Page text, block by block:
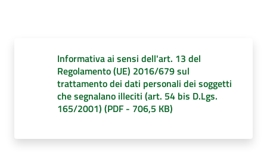
Amministrazione
Informativa ai sensi dell'art. 13 del
Regolamento (UE) 2016/679 sul
trattamento dei dati personali dei soggetti
che segnalano illeciti (art. 54 bis D.Lgs.
165/2001) (PDF - 706,5 KB)